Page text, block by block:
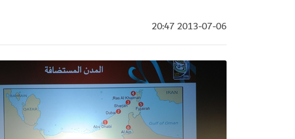
2013-07-06 20:47